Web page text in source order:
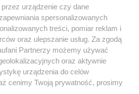
regulamin korzystania z portali
Skontakuj sięz nami
Kontakt
Wydawca
Redakcja
przez urządzenie czy dane
spersonalizowanych
treści, pomiar reklam i
oraz ulepszanie usług. Za zgodą
Partnerzy możemy używać
oraz aktywnie
urządzenia do celów
cenimy Twoją prywatność, prosimy